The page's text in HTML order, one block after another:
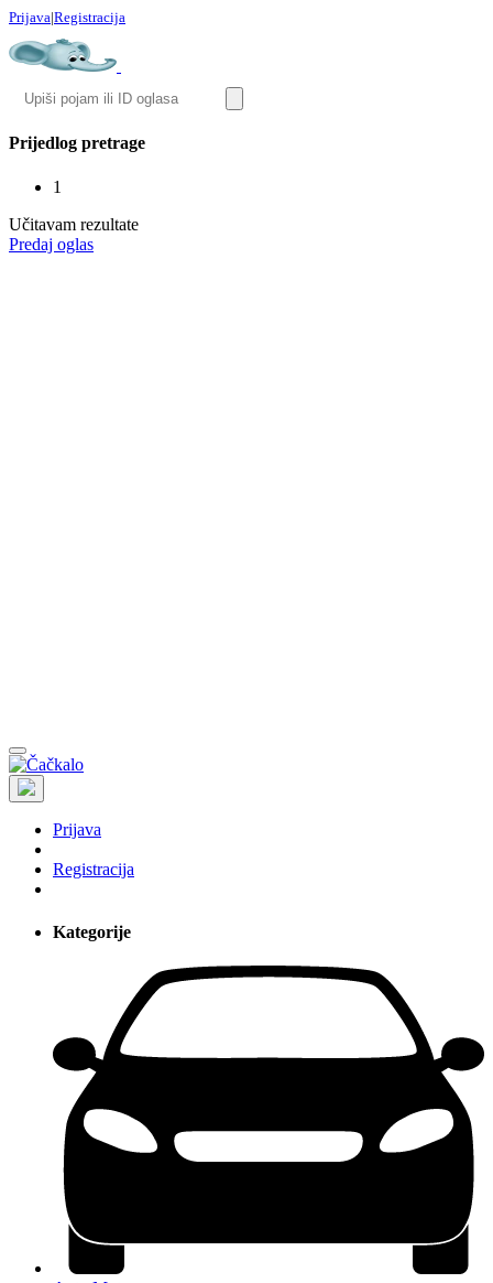
Prijava|Registracija
Prijedlog pretrage
1
Učitavam rezultate
Predaj oglas
Prijava
Registracija
Kategorije